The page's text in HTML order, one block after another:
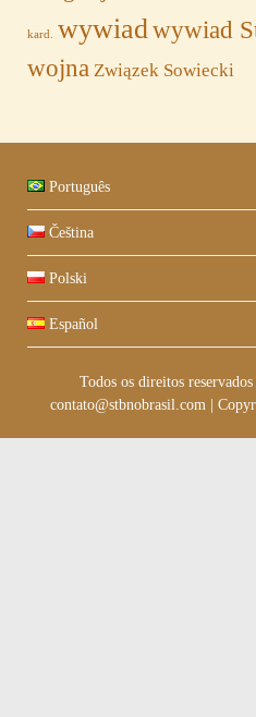
kard. wywiadwywiad
wojna Związek Sowiecki
Português
Čeština
Polski
Español
Todos os direitos
contato@stbnobrasil.com